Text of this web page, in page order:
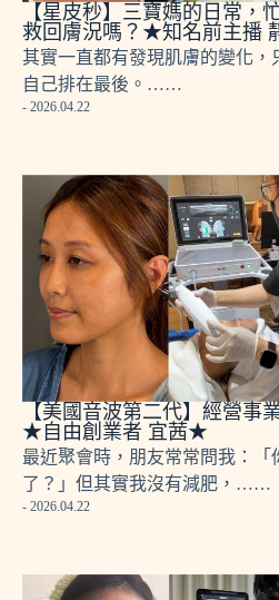
【星皮秒】三寶媽的日常，
救回膚況嗎？★知名前主播
其實一直都有發現肌膚的變化，
自己排在最後。……
- 2026.04.22
【美國音波第二代】經營事
★自由創業者 宜茜★
最近聚會時，朋友常常問我：「
了？」但其實我沒有減肥，……
- 2026.04.22